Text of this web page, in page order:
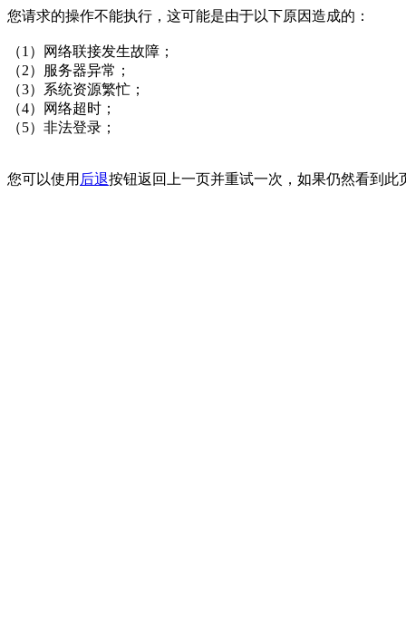
您请求的操作不能执行，这可能是由于以下原因造成的：
（1）网络联接发生故障；
（2）服务器异常；
（3）系统资源繁忙；
（4）网络超时；
（5）非法登录；
您可以使用 后退按钮返回上一页并重试一次，如果仍然看到此